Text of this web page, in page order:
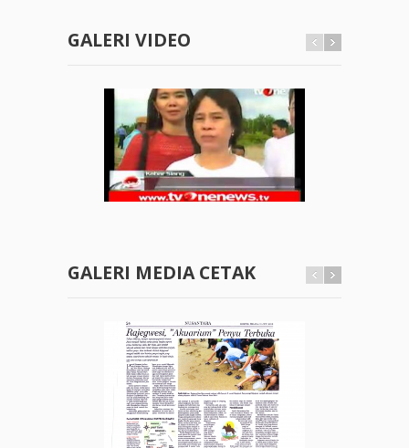
GALERI VIDEO
GALERI MEDIA CETAK